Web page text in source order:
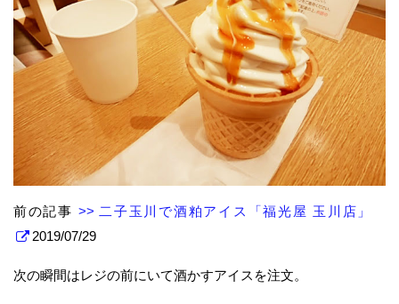
前の記事 >> 二子玉川で酒粕アイス「福光屋 玉川店」
2019/07/29
次の瞬間はレジの前にいて酒かすアイスを注文。